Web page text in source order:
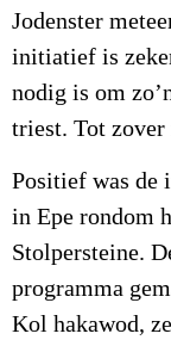
Jodenster
initiatief is
nodig is om
triest. Tot zover
Positief was de
in Epe rondom
Stolpersteine.
programma
Kol hakawod,